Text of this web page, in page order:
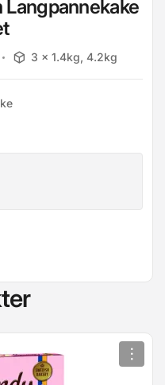
Langpannekake
3 x 1.4kg, 4.2kg